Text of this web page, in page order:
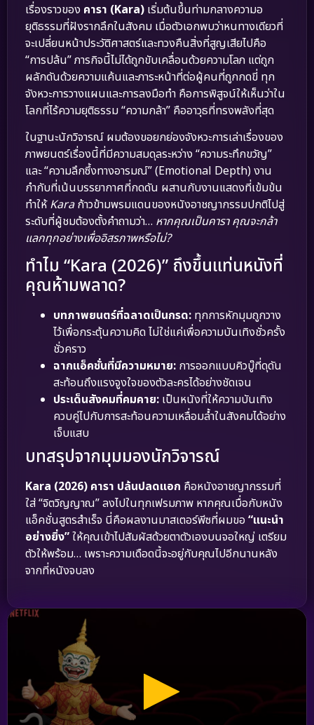
เรื่องราวของ คารา (Kara) เริ่มต้นขึ้นท่ามกลางความอ
ยุติธรรมที่ฝังรากลึกในสังคม เมื่อตัวเอกพบว่าหนทางเดียวที่
จะเปลี่ยนหน้าประวัติศาสตร์และทวงคืนสิ่งที่สูญเสียไปคือ
“การปล้น” ภารกิจนี้ไม่ได้ถูกขับเคลื่อนด้วยความโลภ แต่ถูก
ผลักดันด้วยความแค้นและภาระหน้าที่ต่อผู้คนที่ถูกกดขี่ ทุก
จังหวะการวางแผนและการลงมือทำ คือการพิสูจน์ให้เห็นว่าใน
โลกที่ไร้ความยุติธรรม “ความกล้า” คืออาวุธที่ทรงพลังที่สุด
ในฐานะนักวิจารณ์ ผมต้องขอยกย่องจังหวะการเล่าเรื่องของ
ภาพยนตร์เรื่องนี้ที่มีความสมดุลระหว่าง “ความระทึกขวัญ”
และ “ความลึกซึ้งทางอารมณ์” (Emotional Depth) งาน
กำกับที่เน้นบรรยากาศที่กดดัน ผสานกับงานแสดงที่เข้มข้น
ทำให้Karaก้าวข้ามพรมแดนของหนังอาชญากรรมปกติไปสู่
ระดับที่ผู้ชมต้องตั้งคำถามว่า… หากคุณเป็นคารา คุณจะกล้า
แลกทุกอย่างเพื่ออิสรภาพหรือไม่?
ทำไม “Kara (2026)” ถึงขึ้นแท่นหนังที่
คุณห้ามพลาด?
บทภาพยนตร์ที่ฉลาดเป็นกรด: ทุกการหักมุมถูกวาง
ไว้เพื่อกระตุ้นความคิด ไม่ใช่แค่เพื่อความบันเทิงชั่วครั้ง
ชั่วคราว
ฉากแอ็คชั่นที่มีความหมาย: การออกแบบคิวบู๊ที่ดุดัน
สะท้อนถึงแรงจูงใจของตัวละครได้อย่างชัดเจน
ประเด็นสังคมที่คมคาย: เป็นหนังที่ให้ความบันเทิง
ควบคู่ไปกับการสะท้อนความเหลื่อมล้ำในสังคมได้อย่าง
เจ็บแสบ
บทสรุปจากมุมมองนักวิจารณ์
Kara (2026) คารา ปล้นปลดแอก คือหนังอาชญากรรมที่
ใส่ “จิตวิญญาณ” ลงไปในทุกเฟรมภาพ หากคุณเบื่อกับหนัง
แอ็คชั่นสูตรสำเร็จ นี่คือผลงานมาสเตอร์พีซที่ผมขอ “แนะนำ
อย่างยิ่ง”ให้คุณเข้าไปสัมผัสด้วยตาตัวเองบนจอใหญ่ เตรียม
ตัวให้พร้อม… เพราะความเดือดนี้จะอยู่กับคุณไปอีกนานหลัง
จากที่หนังจบลง